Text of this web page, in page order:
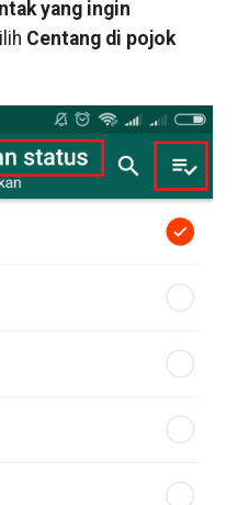
yang ingin
Centang di pojok